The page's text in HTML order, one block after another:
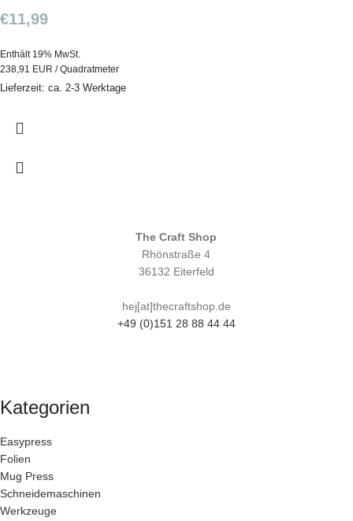
€11,99
Enthält 19% MwSt.
238,91 EUR / Quadratmeter
Lieferzeit: ca. 2-3 Werktage
The Craft Shop
Rhönstraße 4
36132 Eiterfeld
hej[at]thecraftshop.de
+49 (0)151 28 88 44 44
Kategorien
Easypress
Folien
Mug Press
Schneidemaschinen
Werkzeuge